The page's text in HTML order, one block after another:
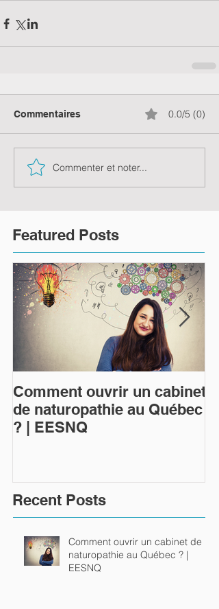
Commentaires 0.0/5 (0)
Commenter et noter...
Featured Posts
Comment ouvrir un cabinet
de naturopathie au Québec
? | EESNQ
Recent Posts
Comment ouvrir un cabinet de
naturopathie au Québec ? |
EESNQ